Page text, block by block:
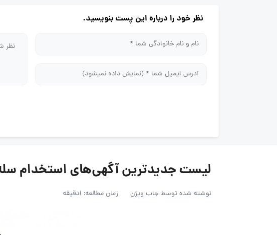
نظر خود را درباره این پست بنویسید.
لیست جدیدترین آگهی‌های استخدام سله بن | ۱۰
نوشته شده توسطجاب ویژن زمان مطالعه: 1دقیقه